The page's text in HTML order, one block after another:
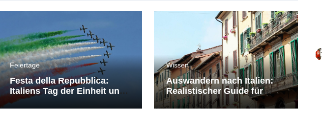
Feiertage
Festa della Repubblica:
Italiens Tag der Einheit und
Freiheit
Wissen
Auswandern nach Italien:
Realistischer Guide für
Deutsche